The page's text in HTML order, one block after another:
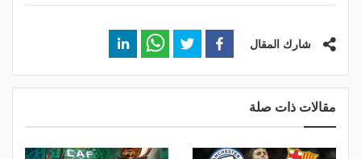
شارك المقال
مقالات ذات صلة